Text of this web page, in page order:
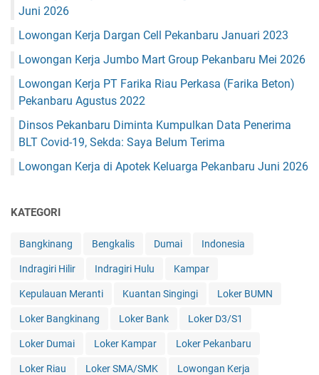
Juni 2026
Lowongan Kerja Dargan Cell Pekanbaru Januari 2023
Lowongan Kerja Jumbo Mart Group Pekanbaru Mei 2026
Lowongan Kerja PT Farika Riau Perkasa (Farika Beton)
Pekanbaru Agustus 2022
Dinsos Pekanbaru Diminta Kumpulkan Data Penerima
BLT Covid-19, Sekda: Saya Belum Terima
Lowongan Kerja di Apotek Keluarga Pekanbaru Juni 2026
KATEGORI
Bangkinang Bengkalis Dumai Indonesia
Indragiri Hilir Indragiri Hulu Kampar
Kepulauan Meranti Kuantan Singingi Loker BUMN
Loker Bangkinang Loker Bank Loker D3/S1
Loker Dumai Loker Kampar Loker Pekanbaru
Loker Riau Loker SMA/SMK Lowongan Kerja